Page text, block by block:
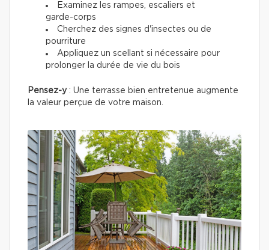
Examinez les rampes, escaliers et
garde-corps
Cherchez des signes d'insectes ou de
pourriture
Appliquez un scellant si nécessaire pour
prolonger la durée de vie du bois
Pensez-y: Une terrasse bien entretenue augmente
la valeur perçue de votre maison.